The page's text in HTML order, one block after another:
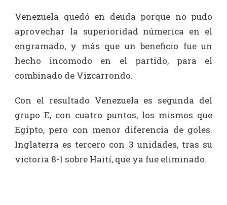
Venezuela quedó en deuda porque no pudo
aprovechar la superioridad númerica en el
engramado, y más que un beneficio fue un
hecho incomodo en el partido, para el
combinado de Vizcarrondo.
Con el resultado Venezuela es segunda del
grupo E, con cuatro puntos, los mismos que
Egipto, pero con menor diferencia de goles.
Inglaterra es tercero con 3 unidades, tras su
victoria 8-1 sobre Haití, que ya fue eliminado.